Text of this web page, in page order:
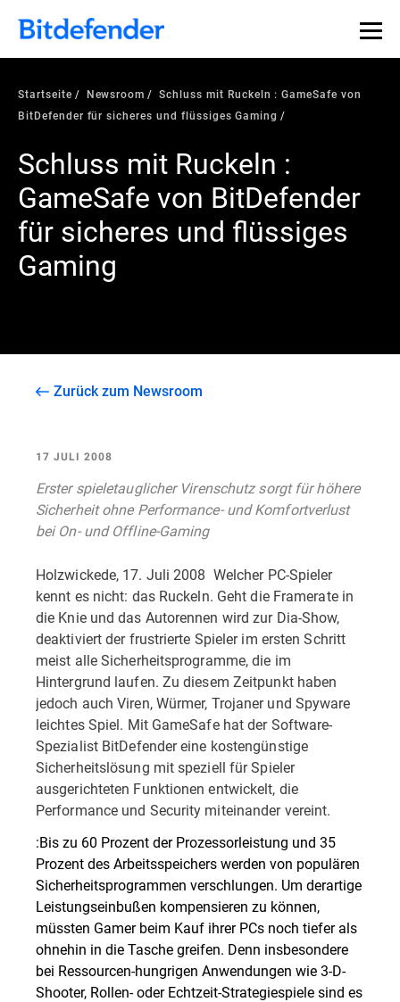
Startseite Newsroom
Schluss mit Ruckeln : GameSafe von
BitDefender für sicheres und flüssiges Gaming
Schluss mit Ruckeln :
GameSafe von BitDefender
für sicheres und flüssiges
Gaming
Zurück zum Newsroom
17 JULI 2008
Erster spieletauglicher Virenschutz sorgt für höhere
Sicherheit ohne Performance- und Komfortverlust
bei On- und Offline-Gaming
Holzwickede, 17. Juli 2008  Welcher PC-Spieler
kennt es nicht: das Ruckeln. Geht die Framerate in
die Knie und das Autorennen wird zur Dia-Show,
deaktiviert der frustrierte Spieler im ersten Schritt
meist alle Sicherheitsprogramme, die im
Hintergrund laufen. Zu diesem Zeitpunkt haben
jedoch auch Viren, Würmer, Trojaner und Spyware
leichtes Spiel. Mit GameSafe hat der Software-
Spezialist BitDefender eine kostengünstige
Sicherheitslösung mit speziell für Spieler
ausgerichteten Funktionen entwickelt, die
Performance und Security miteinander vereint.
:Bis zu 60 Prozent der Prozessorleistung und 35
Prozent des Arbeitsspeichers werden von populären
Sicherheitsprogrammen verschlungen. Um derartige
Leistungseinbußen kompensieren zu können,
müssten Gamer beim Kauf ihrer PCs noch tiefer als
ohnehin in die Tasche greifen. Denn insbesondere
bei Ressourcen-hungrigen Anwendungen wie 3-D-
Shooter, Rollen- oder Echtzeit-Strategiespiele sind es